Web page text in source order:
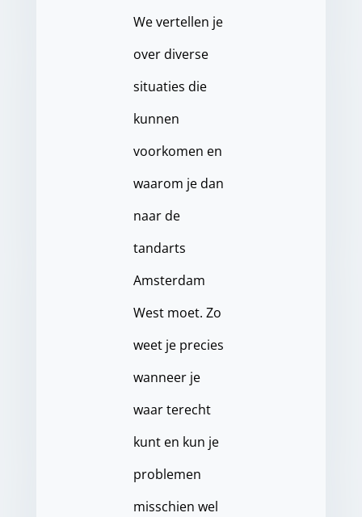
We vertellen je
over diverse
situaties die
kunnen
voorkomen en
waarom je dan
naar de
tandarts
Amsterdam
West moet. Zo
weet je precies
wanneer je
waar terecht
kunt en kun je
problemen
misschien wel